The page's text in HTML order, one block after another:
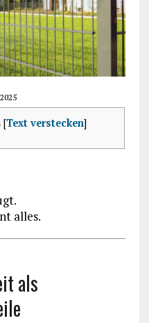
[Text verstecken]
alles.
als